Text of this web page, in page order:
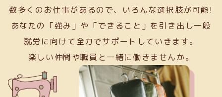
数多くのお仕事があるので、いろんな選択肢が可能!
あなたの「強み」や「できること」を引き出し一般
就労に向けて全力でサポートしていきます。
楽しい仲間や職員と一緒に働きませんか。